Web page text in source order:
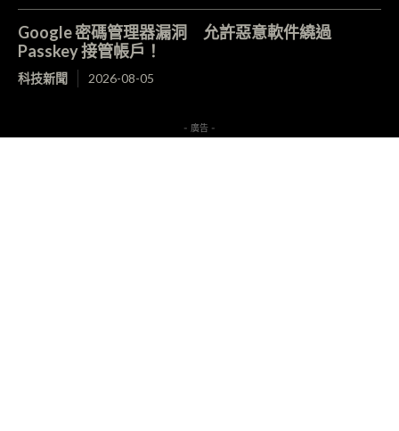
Google 密碼管理器漏洞 允許惡意軟件繞過
Passkey 接管帳戶！
科技新聞 2026-08-05
- 廣告 -